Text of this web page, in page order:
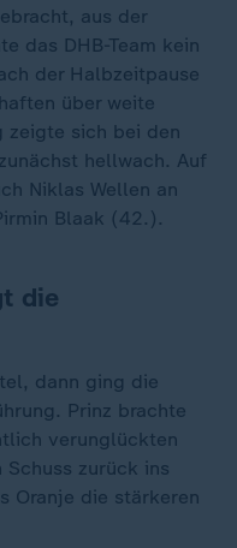
aus der
das DHB-Team kein
der Halbzeitpause
über weite
zeigte sich bei den
hellwach. Auf
Niklas Wellen an
Blaak (42.).
die
dann ging die
Prinz brachte
verunglückten
zurück ins
Oranje die stärkeren